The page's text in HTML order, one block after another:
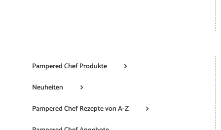
Pampered Chef Produkte
Neuheiten
Pampered Chef Rezepte von A-Z